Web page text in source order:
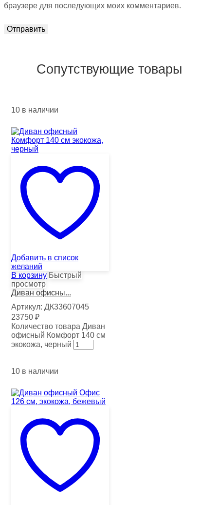
браузере для последующих моих комментариев.
Сопутствующие товары
10 в наличии
Добавить в список
желаний
В корзину Быстрый
просмотр
Диван офисны...
Артикул: ДК33607045
23750 ₽
Количество товара Диван
офисный Комфорт 140 см
экокожа, черный
10 в наличии